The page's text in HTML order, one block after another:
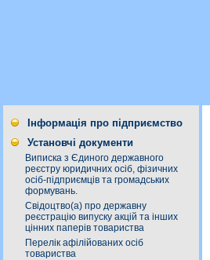
Інформація про підприємство
Установчі документи
Виписка з Єдиного державного
реєстру юридичних осіб, фізичних
осіб-підприємців та громадських
формувань.
Свідоцтво(а) про державну
реєстрацію випуску акцій та інших
цінних паперів товариства
Перелік афілійованих осіб
товариства